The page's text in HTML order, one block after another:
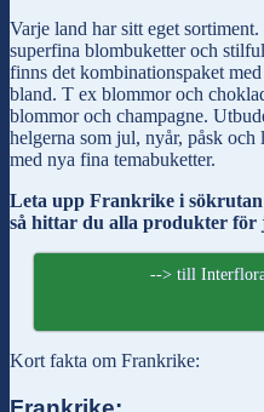
Varje land har sitt eget
superfina blombuketter och
finns det kombinationspaket
bland. T ex blommor och
blommor och champagne.
helgerna som jul, nyår, påsk och
med nya fina temabuketter.
Leta upp Frankrike i
så hittar du alla produkter
--> till
Kort fakta om Frankrike: